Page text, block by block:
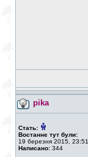
pika
Стать:
Востаннє тут були:
19 березня 2015, 23:51
Написано: 344